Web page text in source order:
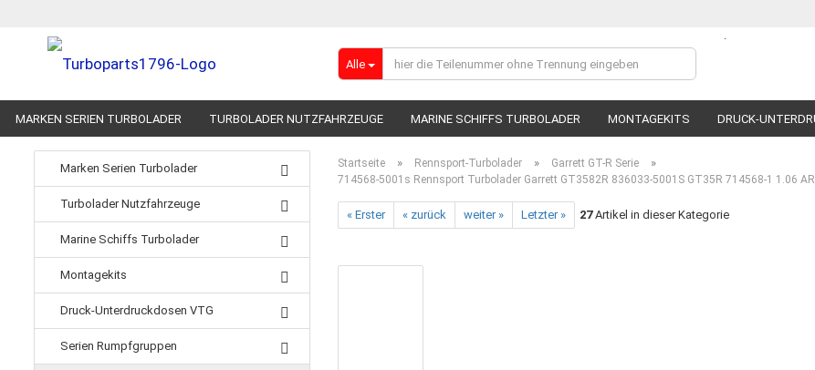
Lieferland
Alle
.
MARKEN SERIEN TURBOLADER TURBOLADER NUTZFAHRZEUGE MARINE SCHIFFS TURBOLADER MONTAGEKITS DRUCK-
RENNSPORT-TURBOLADER ADBLUE
Startseite » Rennsport-Turbolader » Garrett GT-R Serie »
714568-5001s Rennsport Turbolader Garrett GT3582R 836033-5001S GT35R 714568-1 1.06 AR
« Erster « zurück weiter » Letzter » 27Artikel in dieser Kategorie
Marken Serien Turbolader
Turbolader Nutzfahrzeuge
Marine Schiffs Turbolader
Montagekits
Druck-Unterdruckdosen VTG
Serien Rumpfgruppen